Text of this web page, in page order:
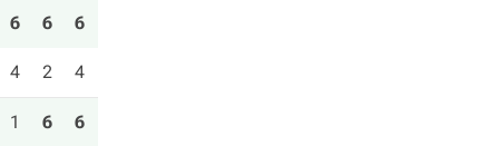
6 6 6
4 2 4
1 6 6